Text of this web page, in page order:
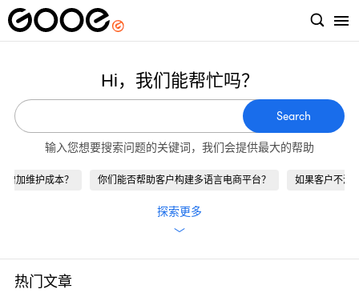
Hi，我们能帮忙吗？
Search
输入您想要搜索问题的关键词，我们会提供最大的帮助
增加维护成本？ 你们能否帮助客户构建多语言电商平台？ 如果客户不满
探索更多
﹀
热门文章